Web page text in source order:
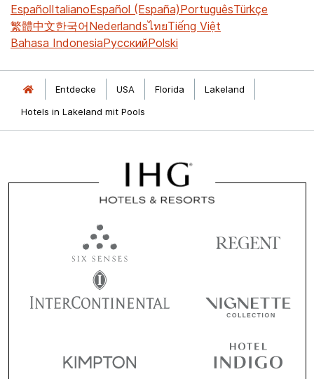
EspañolItalianoEspañol (España)PortuguêsTürkçe
繁體中文한국어NederlandsไทยTiếng Việt
Bahasa IndonesiaРусскийPolski
Entdecke USA Florida
Lakeland
Hotels in Lakeland mit Pools